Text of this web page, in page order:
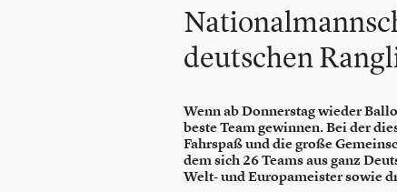
deutschen
Wenn ab Donnerstag wieder
beste Team gewinnen. Bei der
Fahrspaß und die große
dem sich 26 Teams aus ganz
Welt- und Europameister sowie